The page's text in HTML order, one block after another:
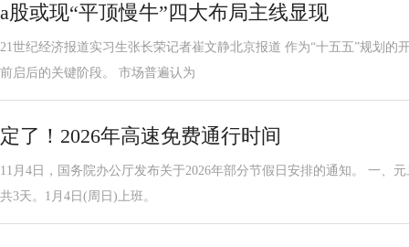
a股或现“平顶慢牛”四大布局主线显现
21世纪经济报道实习生张长荣记者崔文静北京报道 作为“十五五”规划的
前启后的关键阶段。 市场普遍认为
定了！2026年高速免费通行时间
11月4日，国务院办公厅发布关于2026年部分节假日安排的通知。 一、
共3天。1月4日(周日)上班。